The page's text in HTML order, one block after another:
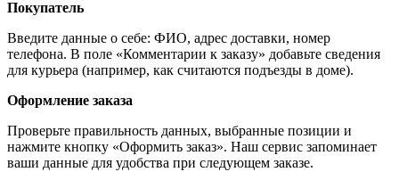
Покупатель
Введите данные о себе: ФИО, адрес доставки, номер
телефона. В поле «Комментарии к заказу» добавьте сведения
для курьера (например, как считаются подъезды в доме).
Оформление заказа
Проверьте правильность данных, выбранные позиции и
нажмите кнопку «Оформить заказ». Наш сервис запоминает
ваши данные для удобства при следующем заказе.